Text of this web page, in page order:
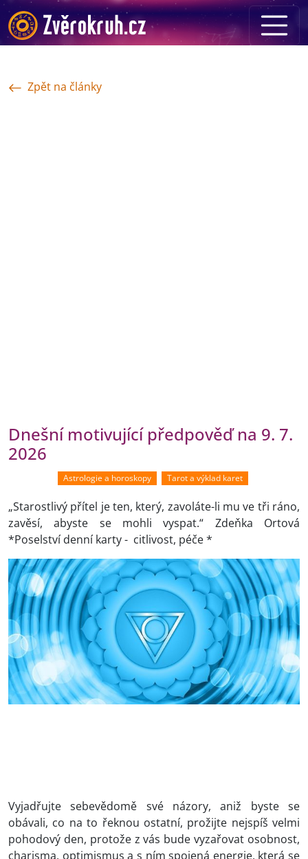
Zpět na články
Dnešní motivující předpověď na 9. 7.
2026
Astrologie a horoskopy Tarot a výklad karet
„Starostlivý přítel je ten, který, zavoláte-li mu ve tři ráno,
zavěsí, abyste se mohli vyspat.“ Zdeňka Ortová
*Poselství denní karty - citlivost, péče *
Vyjadřujte sebevědomě své názory, aniž byste se
obávali, co na to řeknou ostatní, prožijte nejspíš velmi
pohodový den, protože z vás bude vyzařovat osobnost,
charisma, optimismus a s ním spojená energie, která se